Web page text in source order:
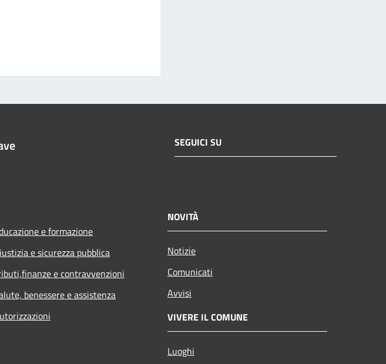
SEGUICI SU
e formazione
e sicurezza pubblica
e contravvenzioni
benessere e assistenza
NOVITÀ
Notizie
Comunicati
Avvisi
VIVERE IL COMUNE
Luoghi